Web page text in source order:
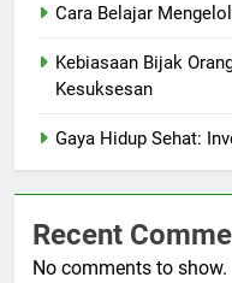
Cara Belajar
Kebiasaan Bijak
Kesuksesan
Gaya Hidup Sehat:
Recent
No comments to show.